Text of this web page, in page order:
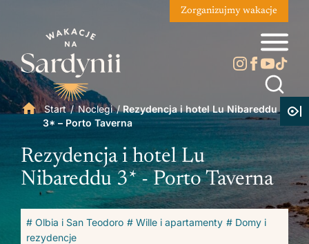
Zorganizujmy wakacje
Start/ Noclegi/Rezydencja i hotel Lu Nibareddu
3* – Porto Taverna
Rezydencja i hotel Lu
Nibareddu 3* - Porto Taverna
# Olbia i San Teodoro # Wille i apartamenty # Domy i
rezydencje